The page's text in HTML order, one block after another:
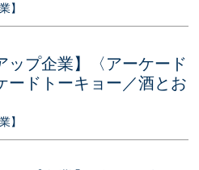
】
ップ企業】〈アーケード
ードトーキョー／酒とお
】